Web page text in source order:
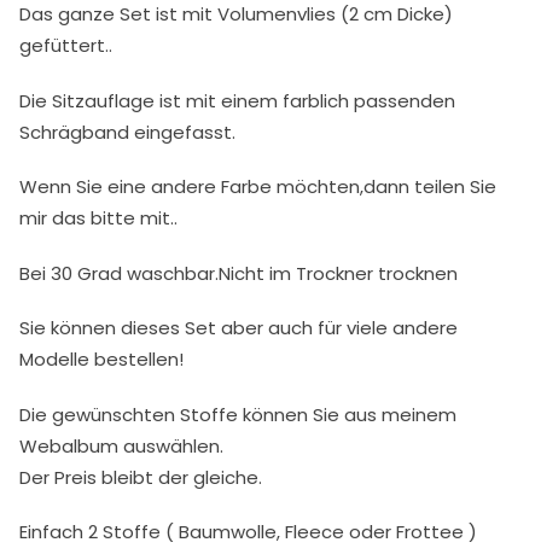
Das ganze Set ist mit Volumenvlies (2 cm Dicke)
gefüttert..
Die Sitzauflage ist mit einem farblich passenden
Schrägband eingefasst.
Wenn Sie eine andere Farbe möchten,dann teilen Sie
mir das bitte mit..
Bei 30 Grad waschbar.Nicht im Trockner trocknen
Sie können dieses Set aber auch für viele andere
Modelle bestellen!
Die gewünschten Stoffe können Sie aus meinem
Webalbum auswählen.
Der Preis bleibt der gleiche.
Einfach 2 Stoffe ( Baumwolle, Fleece oder Frottee )